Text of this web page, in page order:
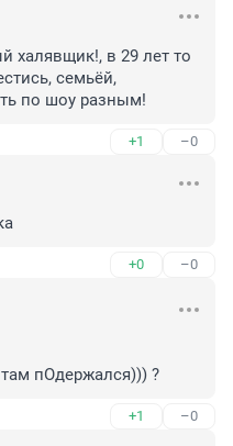
халявщик!, в 29 лет то
семьёй,
по шоу разным!
+1 –0
+0 –0
пОдержался))) ?
+1 –0